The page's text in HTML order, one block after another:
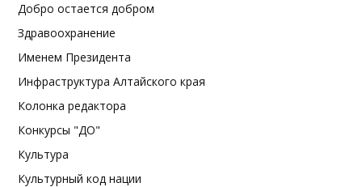
Добро остается добром
Здравоохранение
Именем Президента
Инфраструктура Алтайского края
Колонка редактора
Конкурсы "ДО"
Культура
Культурный код нации